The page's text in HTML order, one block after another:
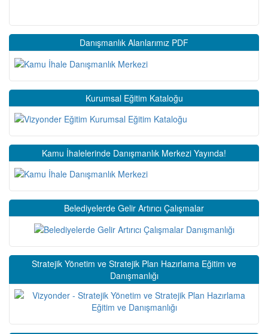
Danışmanlık Alanlarımız PDF
Kurumsal Eğitim Kataloğu
Kamu İhalelerinde Danışmanlık Merkezi Yayında!
Belediyelerde Gelir Artırıcı Çalışmalar
Stratejik Yönetim ve Stratejik Plan Hazırlama Eğitim ve
Danışmanlığı